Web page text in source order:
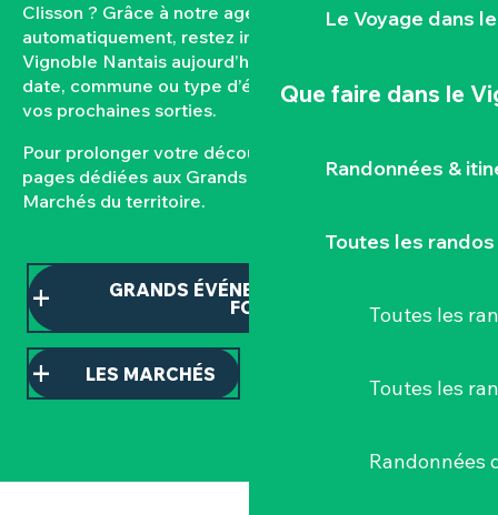
Le Voyage dans
Que faire dans le
Randonnées &
Toutes les randos
Toutes les
Toutes les
Randonnées
Clisson ? Grâce à notre agenda mis à jour
automatiquement, restez informés des sorties dans le
Vignoble Nantais aujourd’hui et à venir. Filtrez par
date, commune ou type d’événement pour composer
vos prochaines sorties.
Pour prolonger votre découverte, consultez nos
pages dédiées aux Grands événements et aux
Marchés du territoire.
GRANDS ÉVÉNEMENTS ET TEMPS
FORTS
LES MARCHÉS